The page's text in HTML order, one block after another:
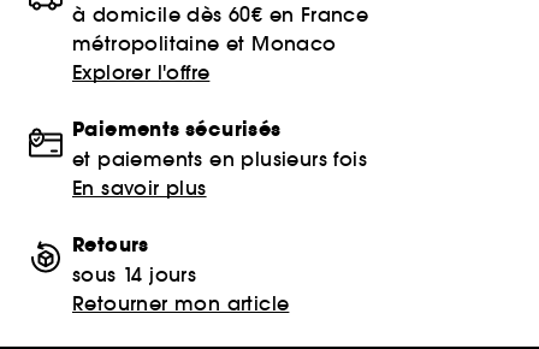
à domicile dès 60€ en France
métropolitaine et Monaco
Explorer l'offre
Paiements sécurisés
et paiements en plusieurs fois
En savoir plus
Retours
sous 14 jours
Retourner mon article